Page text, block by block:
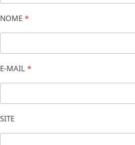
NOME *
E-MAIL *
SITE